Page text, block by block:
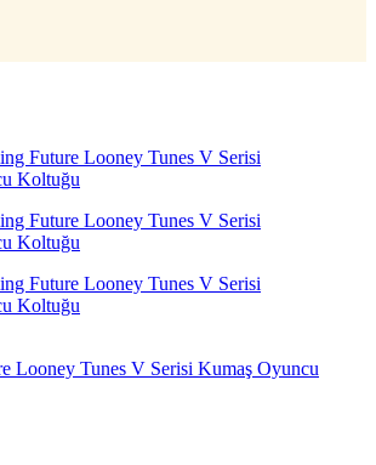
Looney Tunes V Serisi Kumaş Oyuncu